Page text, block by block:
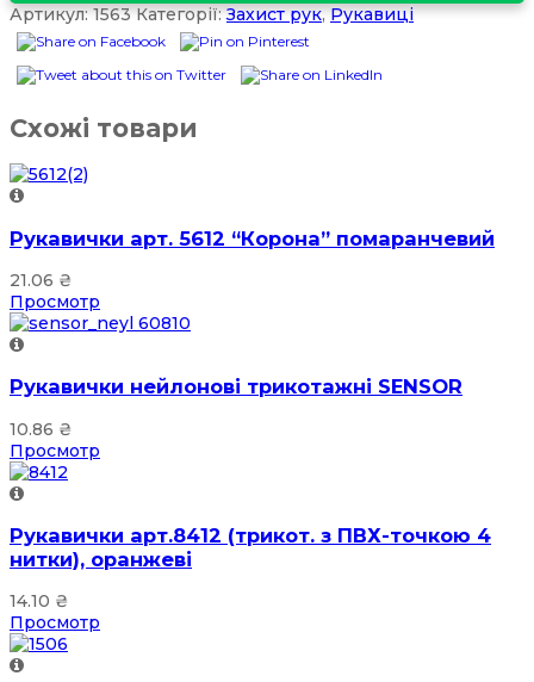
Артикул:1563 Категорії:Захист рук,Рукавиці
Схожі товари
Рукавички арт. 5612 “Корона” помаранчевий
21.06 ₴
Просмотр
Рукавички нейлонові трикотажні SENSOR
10.86 ₴
Просмотр
Рукавички арт.8412 (трикот. з ПВХ-точкою 4
нитки), оранжеві
14.10 ₴
Просмотр